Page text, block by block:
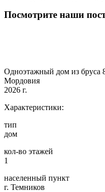
Посмотрите наши
Одноэтажный дом из бруса
Мордовия
2026 г.
Характеристики:
тип
дом
кол-во этажей
1
населенный пункт
г. Темников